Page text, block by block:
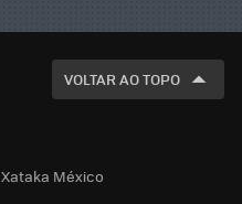
VOLTAR AO TOPO
Xataka México